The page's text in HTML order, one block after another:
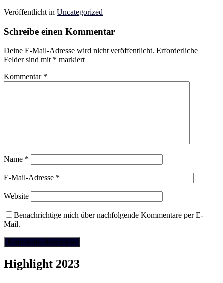
Veröffentlicht in Uncategorized
Schreibe einen Kommentar
Deine E-Mail-Adresse wird nicht veröffentlicht. Erforderliche
Felder sind mit * markiert
Kommentar *
Name *
E-Mail-Adresse *
Website
Benachrichtige mich über nachfolgende Kommentare per E-
Mail.
Highlight 2023